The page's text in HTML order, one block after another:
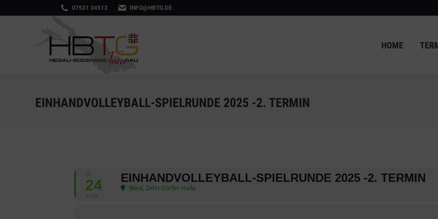
07531 34513 INFO@HBTG.DE
HOME
EINHANDVOLLEYBALL-SPIELRUNDE 2025 -2. TERMIN
DI
24
JUNI
EINHANDVOLLEYBALL-SPIELRUNDE 2025 -2. TERMIN
Wald, Zehn-Dörfer-Halle